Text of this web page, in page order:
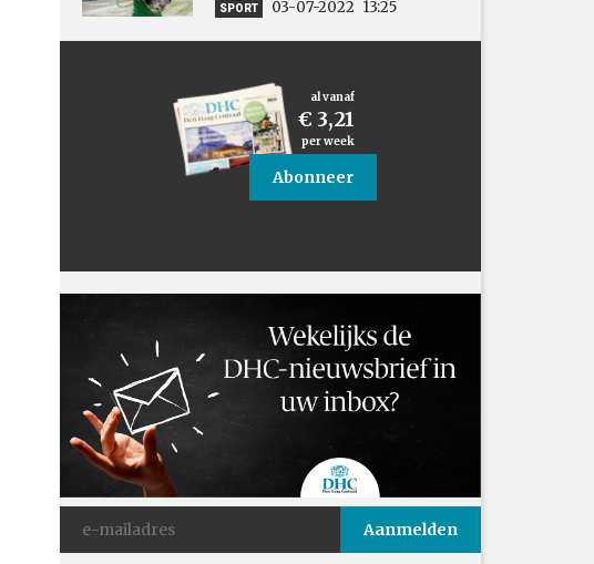
SPORT 03-07-2022 13:25
al vanaf
€ 3,21
per week
Abonneer